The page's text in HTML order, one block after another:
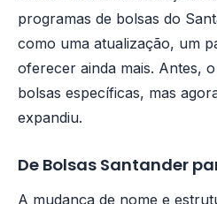
programas de bolsas do
como uma atualização, um
oferecer ainda mais. Antes,
bolsas específicas, mas
expandiu.
De Bolsas Santander
A mudança de nome e